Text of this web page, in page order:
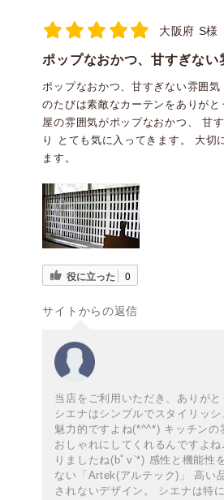
大阪府 S様
ポップなおかつ、甘すぎない
ポップなおかつ、甘すぎない雰囲
のたびは素敵なカーテンをありが
屋の雰囲気がポップなおかつ、 甘
り とても気に入ってきます。 大切
ます。
役に立った 0
サイトからの返信
当店をご利用いただき、ありがと
シエナはシンプルでスタイリッ
魅力的ですよね(*^^*) キッチンの
おしゃれにしてくれるんですよ
りましたね(bﾟv`*) 感性と機能性
ない「Artek(アルテック)」 高い
されないデザイン。 シエナは特